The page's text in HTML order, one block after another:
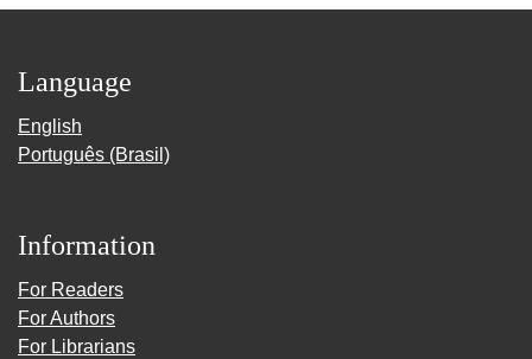
Language
English
Português (Brasil)
Information
For Readers
For Authors
For Librarians